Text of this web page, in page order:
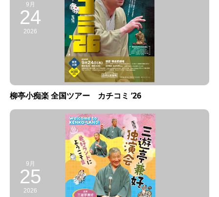
9月
24
2026
柳亭小痴楽 全国ツアー カチコミ ’26
9月
25
2026